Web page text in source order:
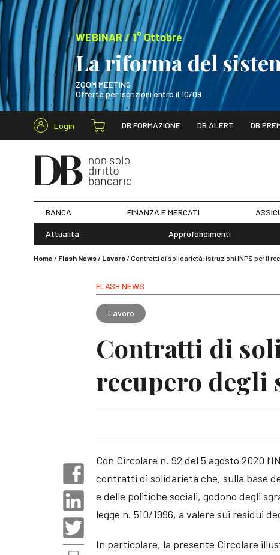
WEBINAR / 1° Ottobre
La riforma del
ZOOM MEETING
Offerte per iscrizioni entro il 10/09
WEBINAR / 1°
Login DB FORMAZIONE DB ALERT DB
BANCA FINANZA E MERCATI
Attualità Approfondimenti
Home / Flash News/ Lavoro/Contratti di solidarietà: istruzioni INPS per il
FLASH NEWS
Lavoro
Contratti di
recupero
Con Circolare n. 92 del 5 agosto 2020
contratti di solidarietà che, sulla base
e delle politiche sociali, godono degli
legge n. 510/1996, a valere sui residui
In particolare, la presente Circolare